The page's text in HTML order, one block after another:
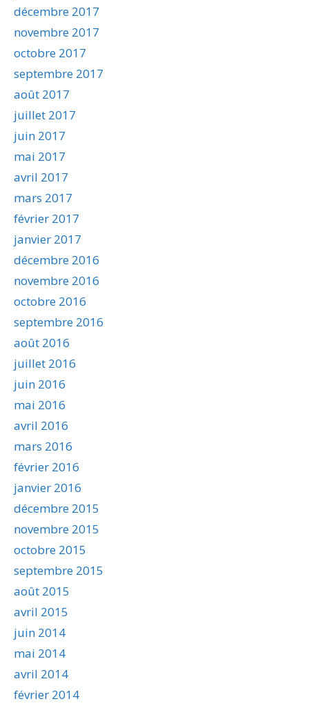
décembre 2017
novembre 2017
octobre 2017
septembre 2017
août 2017
juillet 2017
juin 2017
mai 2017
avril 2017
mars 2017
février 2017
janvier 2017
décembre 2016
novembre 2016
octobre 2016
septembre 2016
août 2016
juillet 2016
juin 2016
mai 2016
avril 2016
mars 2016
février 2016
janvier 2016
décembre 2015
novembre 2015
octobre 2015
septembre 2015
août 2015
avril 2015
juin 2014
mai 2014
avril 2014
février 2014